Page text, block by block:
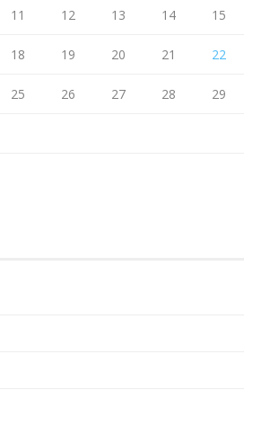
11 12 13 14 15
18 19 20 21 22
25 26 27 28 29